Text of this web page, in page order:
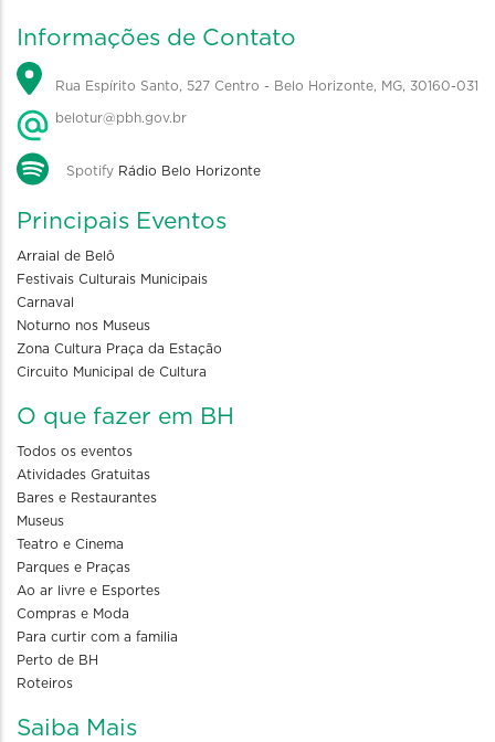
Informações de Contato
Rua Espírito Santo, 527 Centro - Belo Horizonte, MG, 30160-031
belotur@pbh.gov.br
Spotify Rádio Belo Horizonte
Principais Eventos
Arraial de Belô
Festivais Culturais Municipais
Carnaval
Noturno nos Museus
Zona Cultura Praça da Estação
Circuito Municipal de Cultura
O que fazer em BH
Todos os eventos
Atividades Gratuitas
Bares e Restaurantes
Museus
Teatro e Cinema
Parques e Praças
Ao ar livre e Esportes
Compras e Moda
Para curtir com a familia
Perto de BH
Roteiros
Saiba Mais